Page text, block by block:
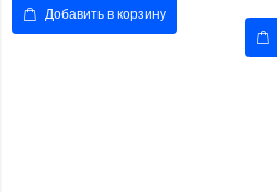
Добавить в корзину